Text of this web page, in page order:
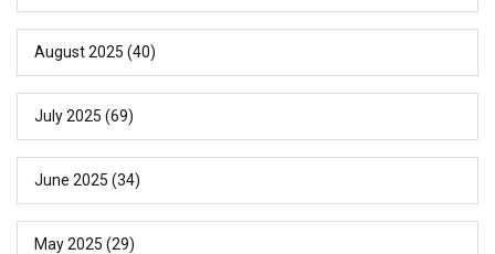
August 2025 (40)
July 2025 (69)
June 2025 (34)
May 2025 (29)